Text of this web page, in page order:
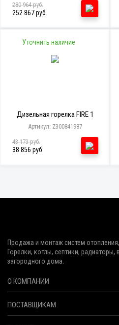
280 964 руб.
252 867 руб.
Уточнить наличие
Дизельная горелка FIRE 1
Артикул: Z300841987
43 173 руб.
38 856 руб.
Продажа и монтаж систем
Горелки, котлы, септики,
загородного дома.
О КОМПАНИИ
ПОСТАВЩИКАМ